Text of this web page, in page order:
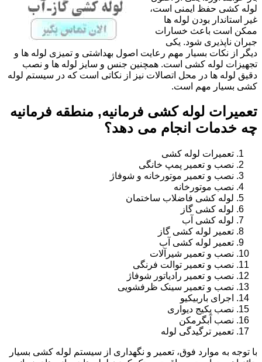
لوله کشی حفظ ایمنی است،
غیر استاندار بودن لوله ها
ممکن است باعث خسارات
جبران ناپذیری شود. یکی
دیگر از نکات بسیار مهم رعایت اصول بهداشتی و تمیزی لوله ها و
تجهیزات لوله کشی است. همچنین جنس و سایز لوله ها و نصب
دقیق لوله ها در محل اتصالات نیز از نکاتی است که در سیستم لوله
کشی بسیار مهم است.
تعمیرات لوله کشی فرمانیه, منطقه فرمانیه
چه خدمات انجام می دهد؟
تعمیرات لوله کشی
نصب و تعمیر پمپ خانگی
نصب و تعمیر موتورخانه و شوفاژ
نصب موتورخانه
لوله کشی فاضلاب ساختمان
لوله کشی گاز
لوله کشی آب
تعمیر لوله کشی گاز
تعمیر لوله کشی آب
نصب و تعمیر شیرآلات
نصب و تعمیر توالت فرنگی
نصب و تعمیر رادیاتور شوفاژ
نصب و تعمیر سینک ظرفشویی
اجرای باربیکیو
نصب پکیج دیواری
نصب آبگرمکن
تعمیر ترگیدگی لوله
با توجه به موارد فوق، تعمیر و نگهداری از سیستم لوله کشی بسیار